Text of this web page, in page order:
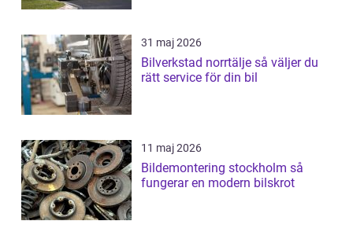
31 maj 2026
Bilverkstad norrtälje så väljer du
rätt service för din bil
11 maj 2026
Bildemontering stockholm så
fungerar en modern bilskrot